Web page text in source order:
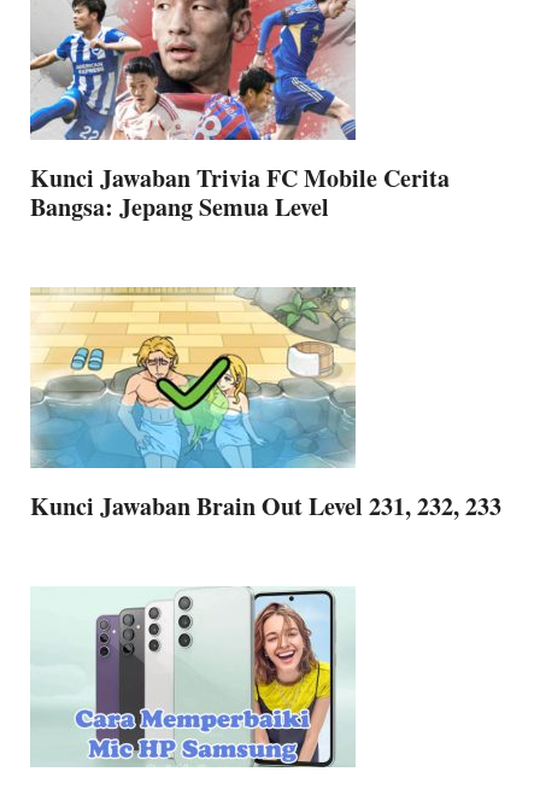
Kunci Jawaban Trivia FC Mobile Cerita
Bangsa: Jepang Semua Level
Kunci Jawaban Brain Out Level 231, 232, 233